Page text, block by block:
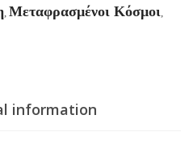
Μεταφρασμένοι Κόσμοι
information